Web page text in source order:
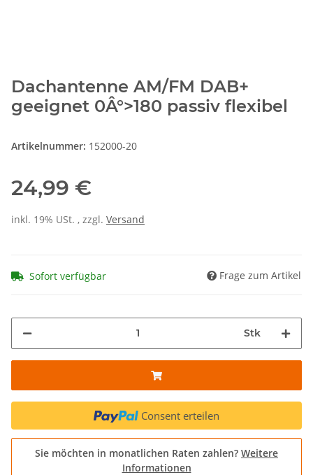
Dachantenne AM/FM DAB+
geeignet 0Â°>180 passiv flexibel
Artikelnummer: 152000-20
24,99 €
inkl. 19% USt. , zzgl. Versand
Sofort verfügbar Frage zum Artikel
Stk
Consent erteilen
Sie möchten in monatlichen Raten zahlen? Weitere
Informationen